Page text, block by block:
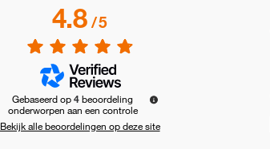
4.8/5
Gebaseerd op4beoordeling
onderworpen aan een controle
Bekijk alle beoordelingen op deze site